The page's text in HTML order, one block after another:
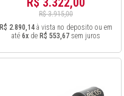
R$ 3.915,00
R$ 2.890,14 à vista no deposito ou em
até 6x de R$ 553,67 sem juros